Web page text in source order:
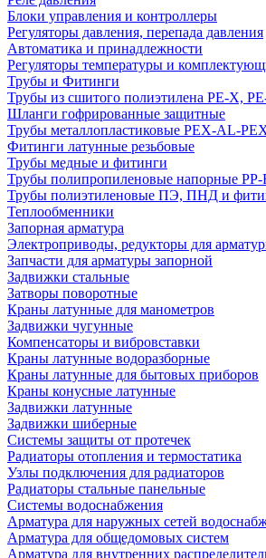
Блоки управления и контроллеры
Регуляторы давления, перепада давления
Автоматика и принадлежности
Регуляторы температуры и
Трубы и Фитинги
Трубы из сшитого полиэтилена PE-X,
Шланги гофрированные защитные
Трубы металлопластиковые PEX-AL-
Фитинги латунные резьбовые
Трубы медные и фитинги
Трубы полипропиленовые напорные
Трубы полиэтиленовые ПЭ, ПНД и
Теплообменники
Запорная арматура
Электроприводы, редукторы для
Запчасти для арматуры запорной
Задвижки стальные
Затворы поворотные
Краны латунные для манометров
Задвижки чугунные
Компенсаторы и вибровставки
Краны латунные водоразборные
Краны латунные для бытовых приборов
Краны конусные латунные
Задвижки латунные
Задвижки шиберные
Системы защиты от протечек
Радиаторы отопления и термостатика
Узлы подключения для радиаторов
Радиаторы стальные панельные
Системы водоснабжения
Арматура для наружных сетей
Арматура для общедомовых систем
Арматура для внутренних